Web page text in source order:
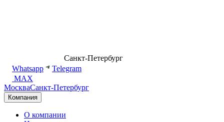
Санкт-Петербург
Whatsapp
Telegram
MAX
МоскваСанкт-Петербург
Компания
О компании